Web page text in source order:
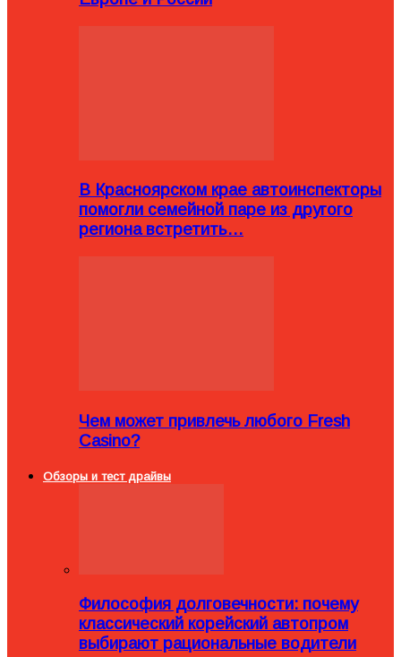
В Красноярском крае автоинспекторы
помогли семейной паре из другого
региона встретить…
Чем может привлечь любого Fresh
Casino?
Обзоры и тест драйвы
Философия долговечности: почему
классический корейский автопром
выбирают рациональные водители